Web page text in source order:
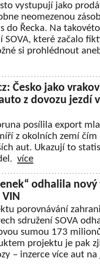
vystupují jako
neomezenou
do Řecka. Na
SOVA, které začalo
si prohlédnout
Česko jako
z dovozu jezdí
posílila export
z okolních zemí
aut. Ukazují to
více
odhalila
porovnávání
sdružení SOVA
sumou 173
projektu je pak
– inzerce více aut na